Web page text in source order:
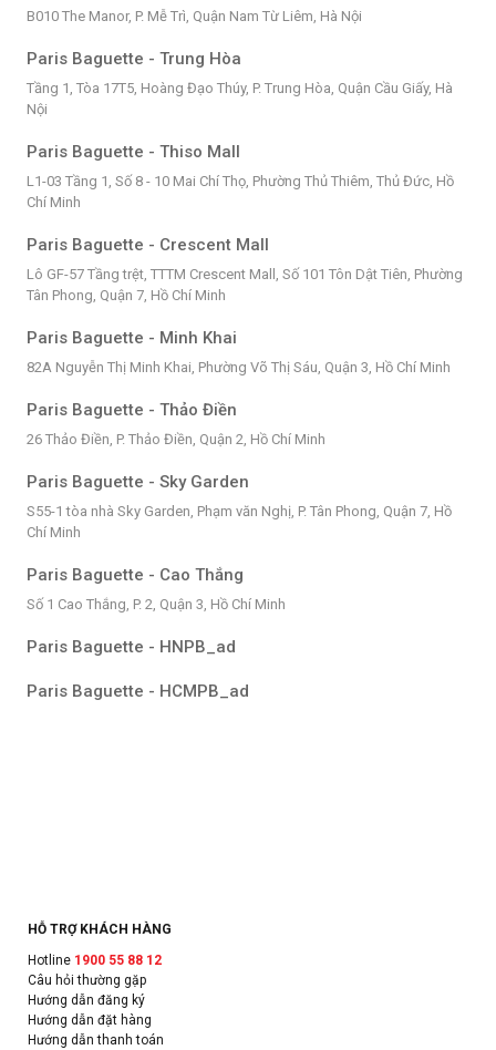
B010 The Manor, P. Mễ Trì, Quận Nam Từ Liêm, Hà Nội
Paris Baguette - Trung Hòa
Tầng 1, Tòa 17T5, Hoàng Đạo Thúy, P. Trung Hòa, Quận Cầu Giấy, Hà
Nội
Paris Baguette - Thiso Mall
L1-03 Tầng 1, Số 8 - 10 Mai Chí Thọ, Phường Thủ Thiêm, Thủ Đức, Hồ
Chí Minh
Paris Baguette - Crescent Mall
Lô GF-57 Tầng trệt, TTTM Crescent Mall, Số 101 Tôn Dật Tiên, Phường
Tân Phong, Quận 7, Hồ Chí Minh
Paris Baguette - Minh Khai
82A Nguyễn Thị Minh Khai, Phường Võ Thị Sáu, Quận 3, Hồ Chí Minh
Paris Baguette - Thảo Điền
26 Thảo Điền, P. Thảo Điền, Quận 2, Hồ Chí Minh
Paris Baguette - Sky Garden
S55-1 tòa nhà Sky Garden, Phạm văn Nghị, P. Tân Phong, Quận 7, Hồ
Chí Minh
Paris Baguette - Cao Thắng
Số 1 Cao Thắng, P. 2, Quận 3, Hồ Chí Minh
Paris Baguette - HNPB_ad
Paris Baguette - HCMPB_ad
HỖ TRỢ KHÁCH HÀNG
Hotline 1900 55 88 12
Câu hỏi thường gặp
Hướng dẫn đăng ký
Hướng dẫn đặt hàng
Hướng dẫn thanh toán